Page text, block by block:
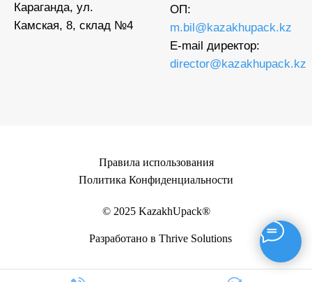
Караганда, ул.
Камская, 8, склад №4
ОП:
m.bil@kazakhupack.kz
E-mail директор:
director@kazakhupack.kz
Правила использования
Политика Конфиденциальности
© 2025 KazakhUpack®
Разработано в Thrive Solutions